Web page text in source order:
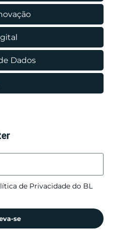
Dados
de Privacidade do BL
se